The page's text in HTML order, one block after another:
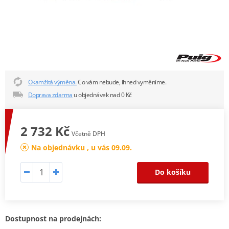
Okamžitá výměna.Co vám nebude, ihned vyměníme.
Doprava zdarma u objednávek nad 0 Kč
2 732 Kč Včetně DPH
Na objednávku , u vás 09.09.
Do košíku
Dostupnost na prodejnách: